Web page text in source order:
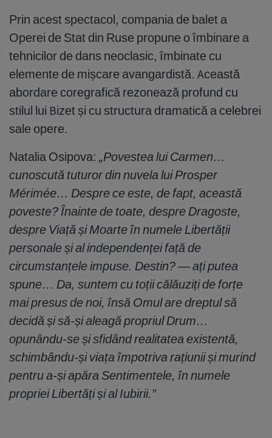
Prin acest spectacol, compania de balet a
Operei de Stat din Ruse propune o îmbinare a
tehnicilor de dans neoclasic, îmbinate cu
elemente de mișcare avangardistă. Această
abordare coregrafică rezonează profund cu
stilul lui Bizet și cu structura dramatică a celebrei
sale opere.
Natalia Osipova: „Povestea lui Carmen…
cunoscută tuturor din nuvela lui Prosper
Mérimée… Despre ce este, de fapt, această
poveste? Înainte de toate, despre Dragoste,
despre Viață și Moarte în numele Libertății
personale și al independenței față de
circumstanțele impuse. Destin? — ați putea
spune… Da, suntem cu toții călăuziți de forțe
mai presus de noi, însă Omul are dreptul să
decidă și să-și aleagă propriul Drum…
opunându-se și sfidând realitatea existentă,
schimbându-și viața împotriva rațiunii și murind
pentru a-și apăra Sentimentele, în numele
propriei Libertăți și al Iubirii.”